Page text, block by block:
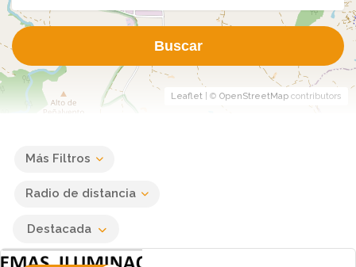
Leaflet | © OpenStreetMap contributors
Buscar
Más Filtros
Radio de distancia
Destacada